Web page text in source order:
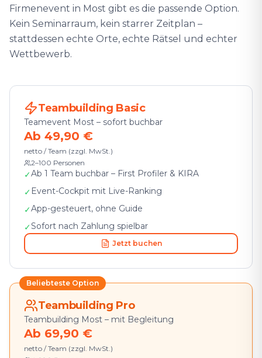
Firmenevent in Most gibt es die passende Option.
Kein Seminarraum, kein starrer Zeitplan –
stattdessen echte Orte, echte Rätsel und echter
Wettbewerb.
Teambuilding Basic
Teamevent Most – sofort buchbar
Ab 49,90 €
netto / Team (zzgl. MwSt.)
2–100 Personen
✓Ab 1 Team buchbar – First Profiler & KIRA
✓ Event-Cockpit mit Live-Ranking
✓App-gesteuert, ohne Guide
✓Sofort nach Zahlung spielbar
Jetzt buchen
Beliebteste Option
Teambuilding Pro
Teambuilding Most – mit Begleitung
Ab 69,90 €
netto / Team (zzgl. MwSt.)